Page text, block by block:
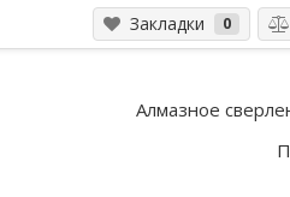
Закладки 0
Алмазное